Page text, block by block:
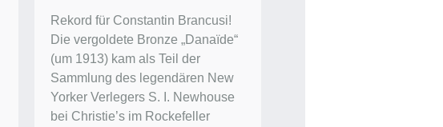
Rekord für Constantin Brancusi!
Die vergoldete Bronze „Danaïde“
(um 1913) kam als Teil der
Sammlung des legendären New
Yorker Verlegers S. I. Newhouse
bei Christie’s im Rockefeller